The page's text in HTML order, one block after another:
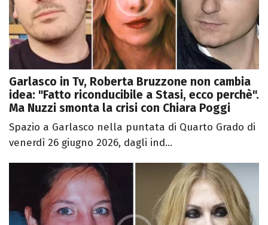
Garlasco in Tv, Roberta Bruzzone non cambia
idea: "Fatto riconducibile a Stasi, ecco perchè".
Ma Nuzzi smonta la crisi con Chiara Poggi
Spazio a Garlasco nella puntata di Quarto Grado di
venerdì 26 giugno 2026, dagli ind...